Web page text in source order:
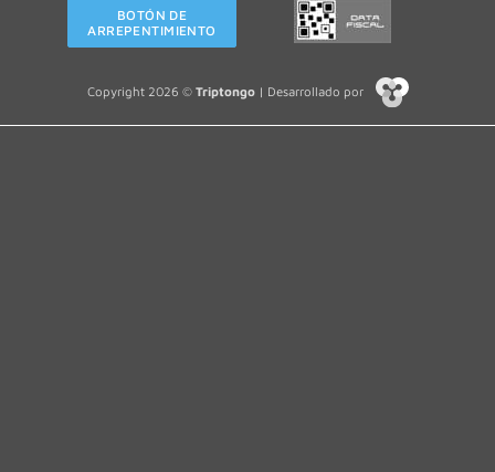
BOTÓN DE
ARREPENTIMIENTO
Copyright 2026 © Triptongo| Desarrollado por